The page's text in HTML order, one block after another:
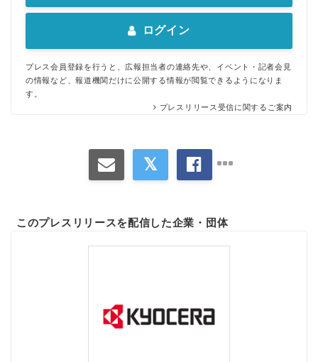
ログイン
プレス会員登録を行うと、広報担当者の連絡先や、イベント・記者会見
の情報など、報道機関だけに公開する情報が閲覧できるようになりま
す。
プレスリリース受信に関するご案内
このプレスリリースを配信した企業・団体